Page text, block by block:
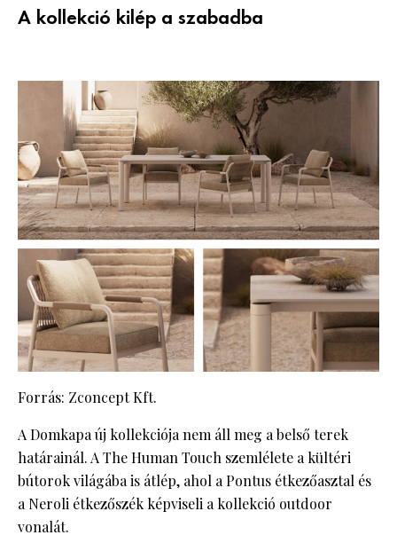
A kollekció kilép a szabadba
Forrás: Zconcept Kft.
A Domkapa új kollekciója nem áll meg a belső terek
határainál. A The Human Touch szemlélete a kültéri
bútorok világába is átlép, ahol a Pontus étkezőasztal és
a Neroli étkezőszék képviseli a kollekció outdoor
vonalát.